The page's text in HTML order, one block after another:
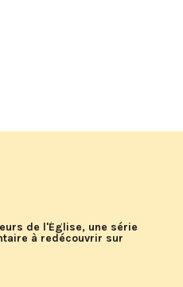
de l'Église, une série
à redécouvrir sur